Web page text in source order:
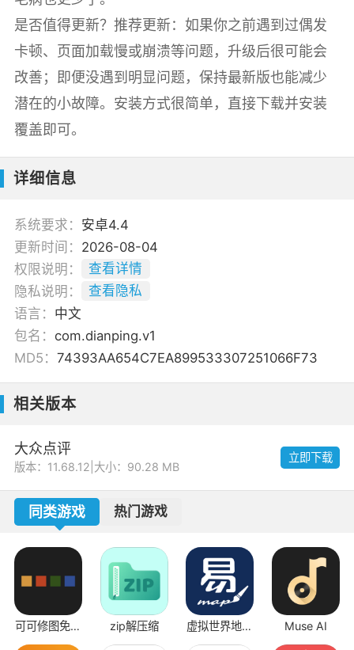
是否值得更新？推荐更新：如果你之前遇到过偶发
卡顿、页面加载慢或崩溃等问题，升级后很可能会
改善；即便没遇到明显问题，保持最新版也能减少
潜在的小故障。安装方式很简单，直接下载并安装
覆盖即可。
详细信息
系统要求： 安卓4.4
更新时间： 2026-08-04
权限说明：
查看详情
隐私说明：
查看隐私
语言： 中文
包名： com.dianping.v1
MD5： 74393AA654C7EA899533307251066F73
相关版本
大众点评
版本：11.68.12 大小：90.28 MB
立即下载
同类游戏 热门游戏
可可修图免费
zip解压缩
虚拟世界地图
Muse AI